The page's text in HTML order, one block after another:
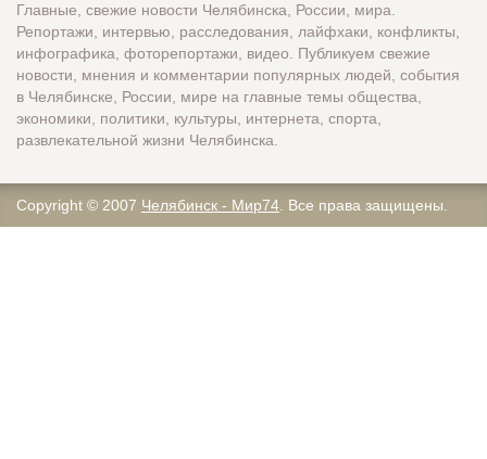
Главные, свежие новости Челябинска, России, мира.
Репортажи, интервью, расследования, лайфхаки, конфликты,
инфографика, фоторепортажи, видео. Публикуем свежие
новости, мнения и комментарии популярных людей, события
в Челябинске, России, мире на главные темы общества,
экономики, политики, культуры, интернета, спорта,
развлекательной жизни Челябинска.
Copyright © 2007 Челябинск - Мир74 . Все права защищены.